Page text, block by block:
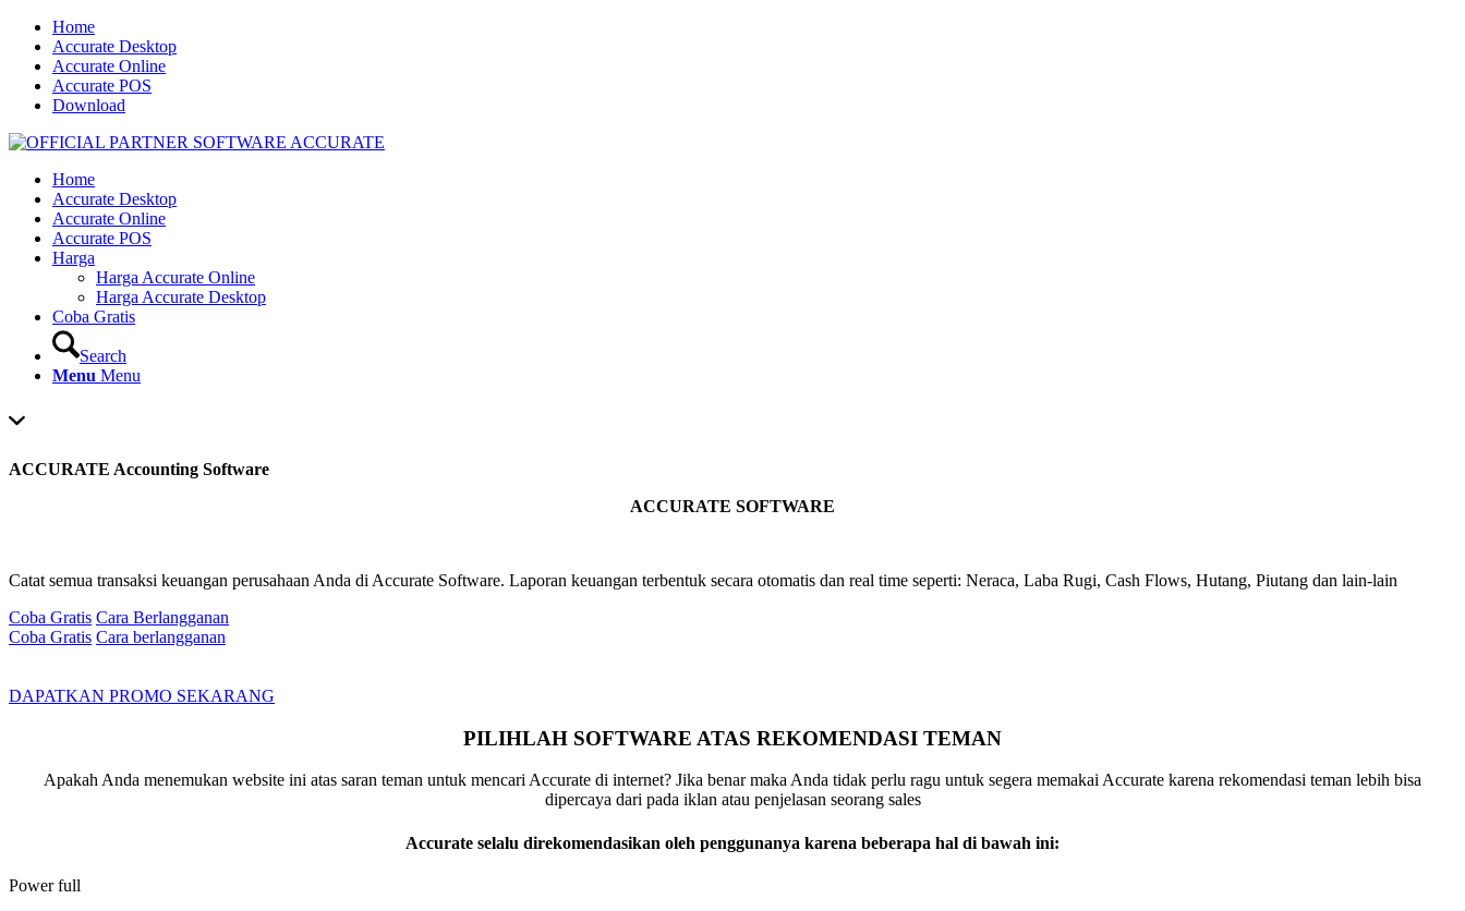
Home
Accurate Desktop
Accurate Online
Accurate POS
Download
Home
Accurate Desktop
Accurate Online
Accurate POS
Harga
Harga Accurate Online
Harga Accurate Desktop
Coba Gratis
Search
Menu Menu
ACCURATE Accounting Software
ACCURATE SOFTWARE
Catat semua transaksi keuangan perusahaan Anda di Accurate Software. Laporan keuangan terbentuk secara otomatis dan real time seperti: Neraca, Laba Rugi, Cash Flows, Hutang, Piutang dan lain-lain
Coba Gratis Cara Berlangganan
Coba Gratis Cara berlangganan
DAPATKAN PROMO SEKARANG
PILIHLAH SOFTWARE ATAS REKOMENDASI TEMAN
Apakah Anda menemukan website ini atas saran teman untuk mencari Accurate di internet? Jika benar maka Anda tidak perlu ragu untuk segera memakai Accurate karena rekomendasi teman lebih bisa
dipercaya dari pada iklan atau penjelasan seorang sales
Accurate selalu direkomendasikan oleh penggunanya karena beberapa hal di bawah ini:
Power full